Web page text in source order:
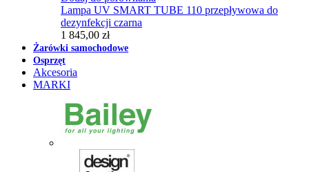
Lampa UV SMART TUBE 110 przepływowa do
dezynfekcji czarna
1 845,00 zł
Żarówki samochodowe
Osprzęt
Akcesoria
MARKI